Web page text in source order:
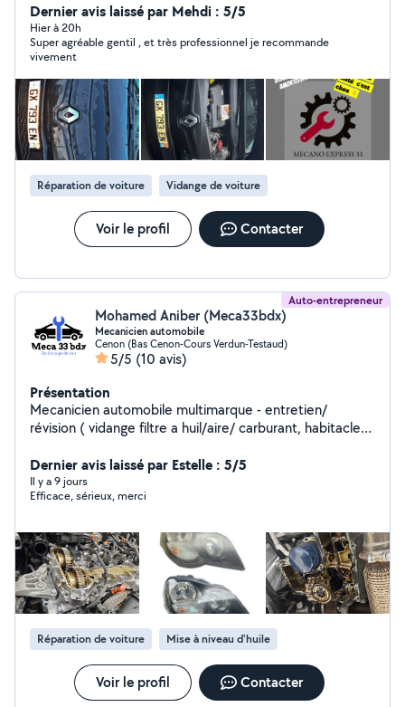
Triangle Etc Possible de réaliser un diagnostic a
Seulement 20 N'hésitez pas pour n'importe quel
question de me demander J'ai un snap aussi pour ce qui
veulent @meca-33 Dispo sur Lormont
Dernier avis laissé par Mehdi : 5/5
Hier à 20h
Super agréable gentil , et très professionnel je recommande
vivement
Réparation de voiture Vidange de voiture
Voir le profil Contacter
Auto-entrepreneur
Mohamed Aniber (Meca33bdx)
Mecanicien automobile
Cenon (Bas Cenon-Cours Verdun-Testaud)
5/5 (10 avis)
Présentation
Mecanicien automobile multimarque - entretien/
révision ( vidange filtre a huil/aire/ carburant, habitacle) -
diagnostic ( pasage valise lecture / effacement defaut ,
aprentisage pièce, codage injecteur) -rénovation phare
Etc pour toute questions appelez moi
Dernier avis laissé par Estelle : 5/5
Il y a 9 jours
Efficace, sérieux, merci
Réparation de voiture Mise à niveau d'huile
Voir le profil Contacter